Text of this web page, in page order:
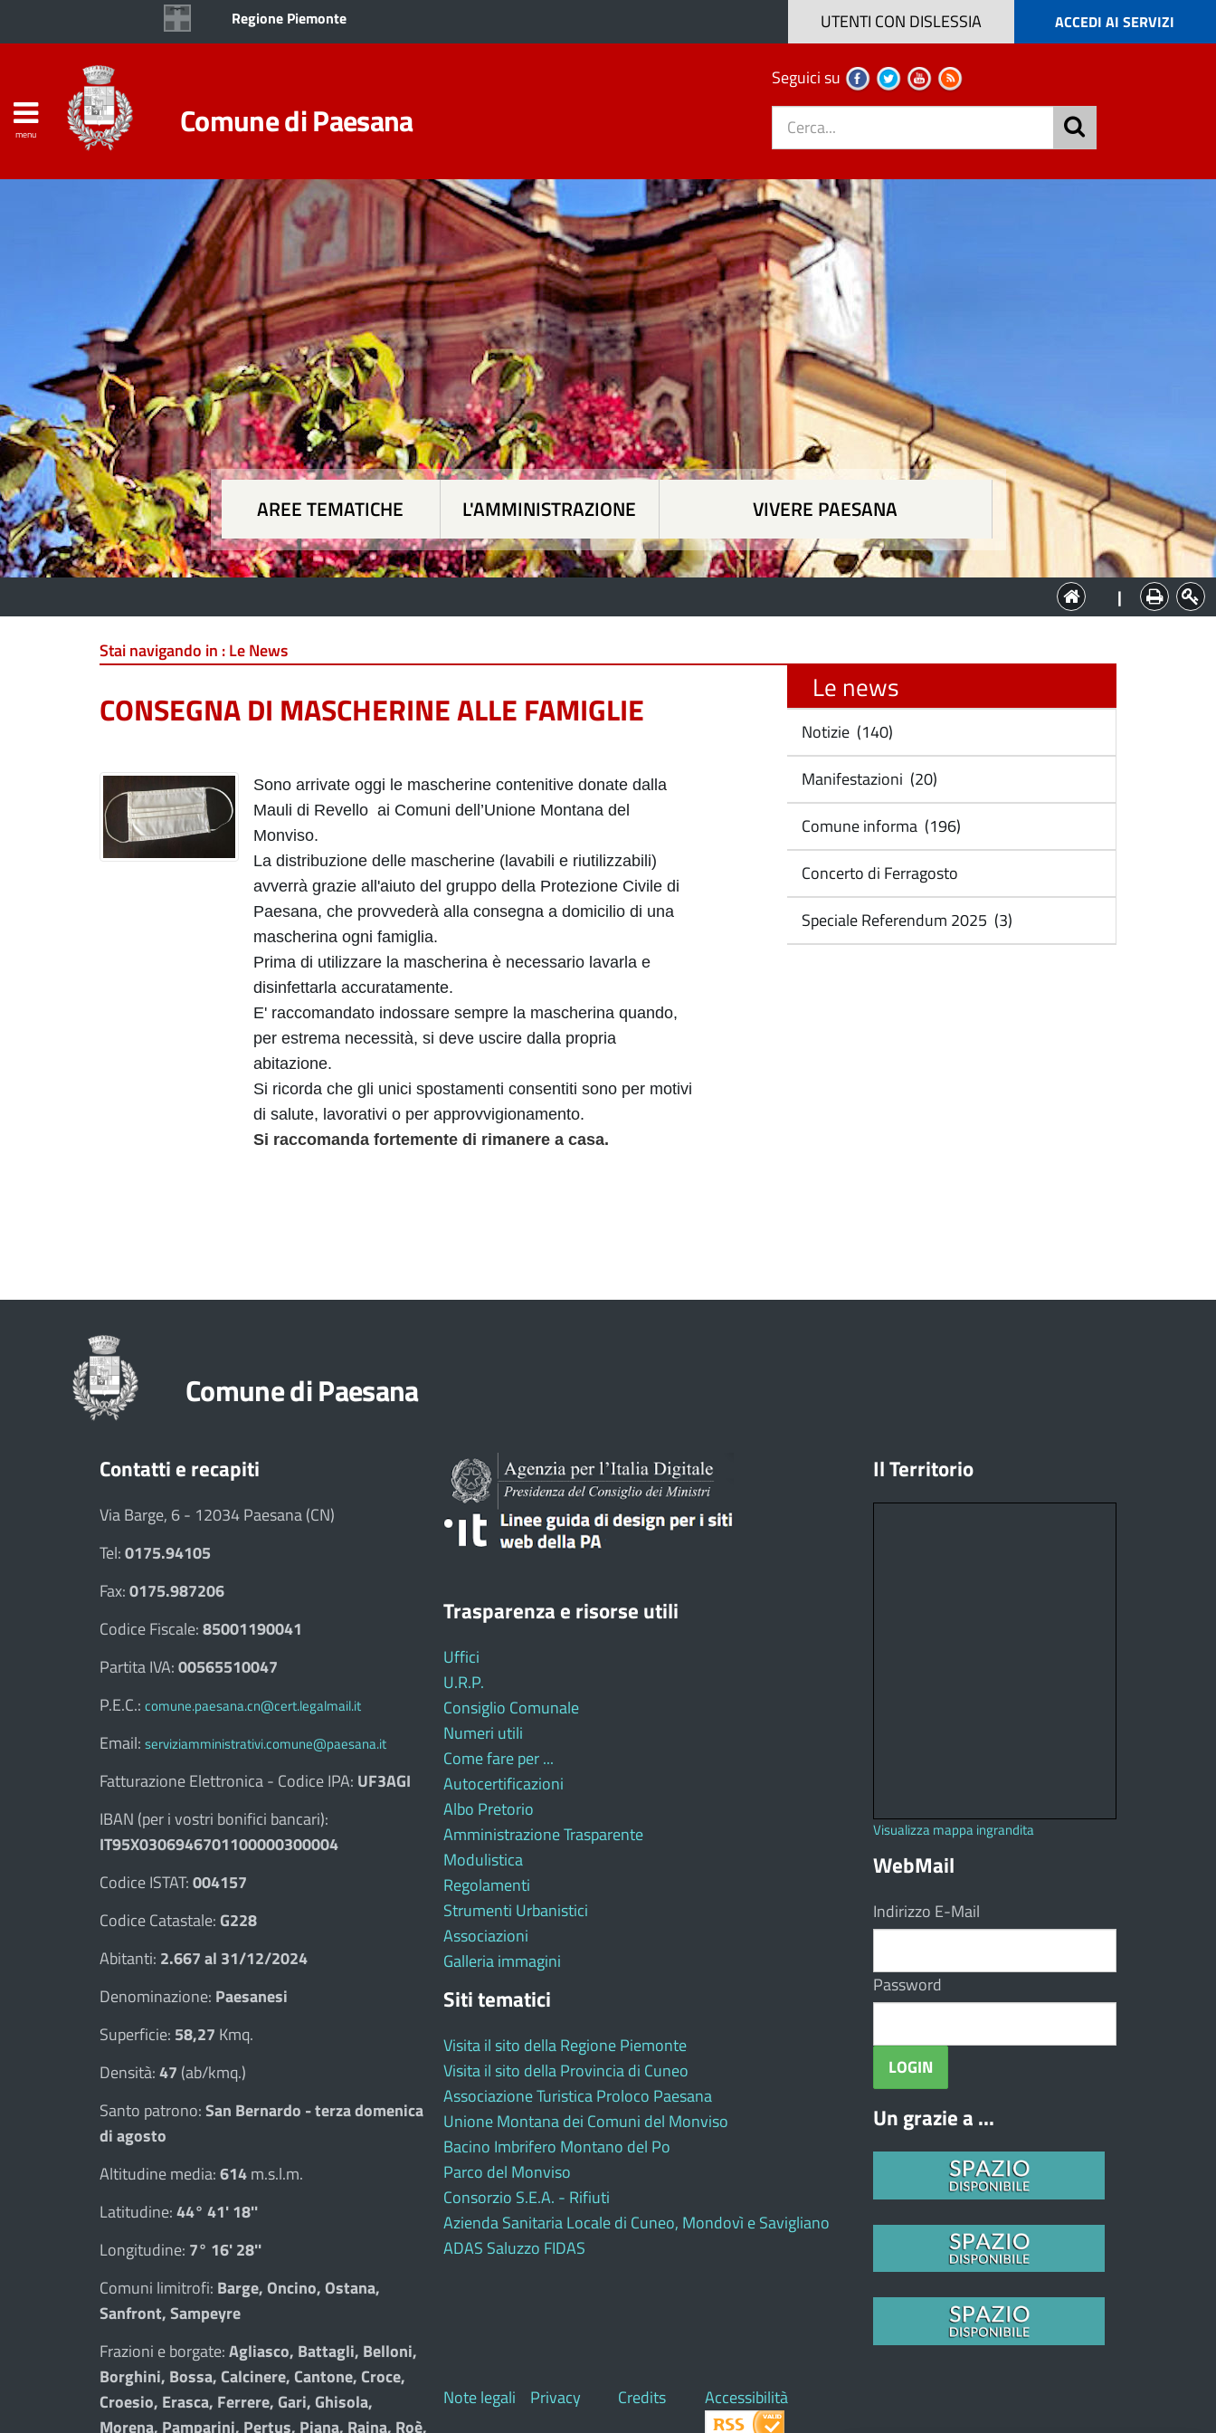
Regione Piemonte ACCEDI AI SERVIZI
UTENTI CON DISLESSIA
menu Comune di Paesana
Seguici su
AREE TEMATICHE L'AMMINISTRAZIONE VIVERE PAESANA
|
Stai navigando in :Le News
CONSEGNA DI MASCHERINE ALLE FAMIGLIE
Sono arrivate oggi le mascherine contenitive donatedalla
Mauli di Revello ai Comuni dell’Unione Montana del
Monviso.
La distribuzione delle mascherine (lavabili e riutilizzabili)
avverrà grazie all'aiuto del gruppo della Protezione Civile di
Paesana, che provvederà alla consegna a domicilio di una
mascherina ogni famiglia.
Prima di utilizzare la mascherina è necessario lavarla e
disinfettarla accuratamente.
E' raccomandato indossare sempre la mascherina quando,
per estrema necessità, si deve uscire dalla propria
abitazione.
Si ricorda che gli unici spostamenti consentiti sono per motivi
di salute, lavorativi o per approvvigionamento.
Si raccomanda fortemente di rimanere a casa.
Le news
Notizie (140)
Manifestazioni (20)
Comune informa (196)
Concerto di Ferragosto
Speciale Referendum 2025 (3)
Comune di Paesana
Contatti e recapiti
Via Barge, 6 - 12034 Paesana (CN)
Tel:0175.94105
Fax:0175.987206
Codice Fiscale:85001190041
Partita IVA:00565510047
P.E.C.: comune.paesana.cn@cert.legalmail.it
Email: serviziamministrativi.comune@paesana.it
Fatturazione Elettronica - Codice IPA: UF3AGI
IBAN (per i vostri bonifici bancari):
IT95X0306946701100000300004
Codice ISTAT:004157
Codice Catastale:G228
Abitanti: 2.667 al 31/12/2024
Denominazione: Paesanesi
Superficie: 58,27 Kmq.
Densità:47 (ab/kmq.)
Santo patrono:San Bernardo - terza domenica
di agosto
Altitudine media:614m.s.l.m.
Latitudine:44° 41' 18''
Longitudine: 7° 16' 28''
Comuni limitrofi: Barge, Oncino, Ostana,
Sanfront, Sampeyre
Frazioni e borgate:Agliasco, Battagli, Belloni,
Borghini, Bossa, Calcinere, Cantone, Croce,
Croesio, Erasca, Ferrere, Gari, Ghisola,
Morena, Pamparini, Pertus, Piana, Raina, Roè,
Trasparenza e risorse utili
Uffici
U.R.P.
Consiglio Comunale
Numeri utili
Come fare per ...
Autocertificazioni
Albo Pretorio
Amministrazione Trasparente
Modulistica
Regolamenti
Strumenti Urbanistici
Associazioni
Galleria immagini
Siti tematici
Visita il sito della Regione Piemonte
Visita il sito della Provincia di Cuneo
Associazione Turistica Proloco Paesana
Unione Montana dei Comuni del Monviso
Bacino Imbrifero Montano del Po
Parco del Monviso
Consorzio S.E.A. - Rifiuti
Azienda Sanitaria Locale di Cuneo, Mondovì e Savigliano
ADAS Saluzzo FIDAS
Il Territorio
Visualizza mappa ingrandita
WebMail
Indirizzo E-Mail
Password
Un grazie a ...
Note legali Privacy Credits Accessibilità